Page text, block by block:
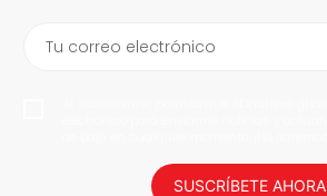
Tu correo electrónico
SUSCRÍBETE AHORA